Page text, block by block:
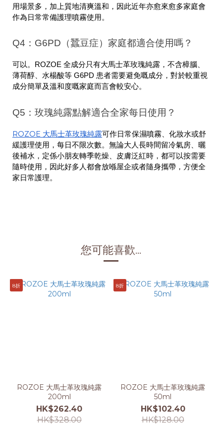
用場景多，加上質地清爽溫和，因此近年亦愈來愈多家庭會
作為日常常備護理噴霧使用。
Q4：G6PD（蠶豆症）家庭都適合使用嗎？
可以。ROZOE 全成分只有大馬士革玫瑰純露，不含樟腦、
薄荷醇、水楊酸等 G6PD 患者需要避免嘅成分，對於較重視
成分簡單及溫和度嘅家庭而言會較安心。
Q5：玫瑰純露點解適合全家每日使用？
ROZOE 大馬士革玫瑰純露可作日常保濕噴霧、化妝水或舒
緩護理使用，每日不限次數。無論大人長時間留冷氣房、曬
後補水，定係小朋友轉季乾燥、皮膚泛紅時，都可以按需要
隨時使用，因此好多人都會放喺屋企或者隨身攜帶，方便全
家日常護理。
您可能喜歡...
8折
ROZOE 大馬士革玫瑰純露
200ml
HK$262.40
HK$328.00
8折
ROZOE 大馬士革玫瑰純露
50ml
HK$102.40
HK$128.00